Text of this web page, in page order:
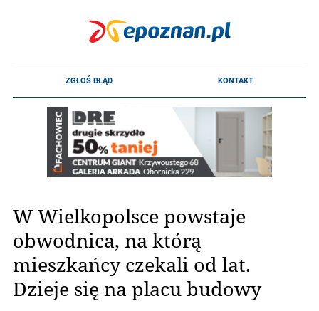
W Wielkopolsce powstaje
obwodnica, na którą
mieszkańcy czekali od lat.
Dzieje się na placu budowy